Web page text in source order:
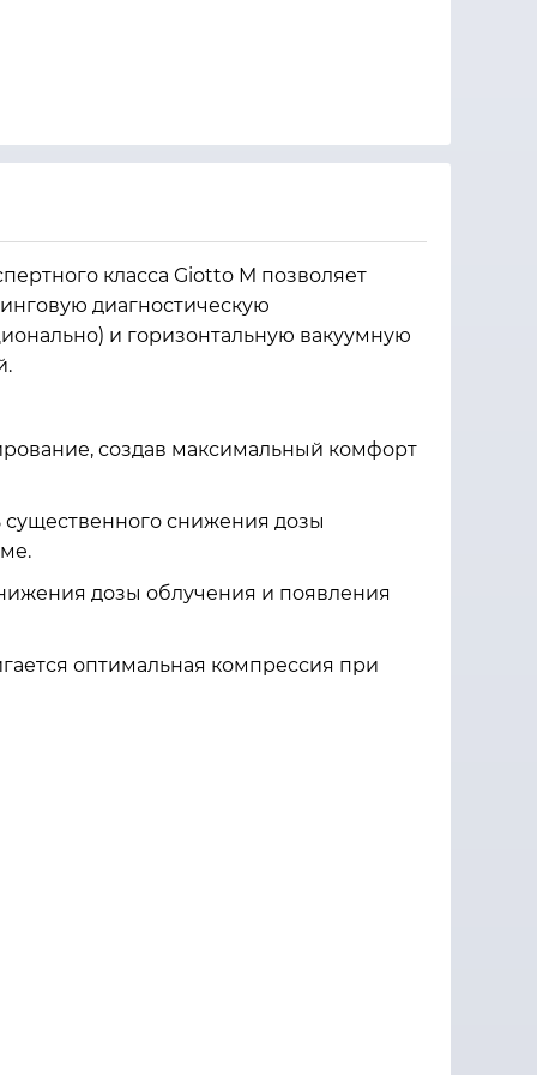
класса Giotto M позволяет
диагностическую
и горизонтальную вакуумную
создав максимальный комфорт
существенного снижения дозы
дозы облучения и появления
оптимальная компрессия при